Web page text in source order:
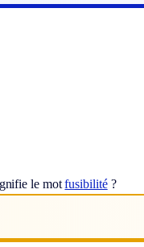
le motfusibilité?